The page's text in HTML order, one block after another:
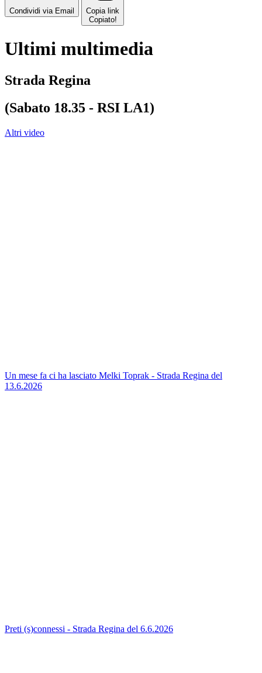
Condividi via Email
Copia link
Copiato!
Ultimi multimedia
Strada Regina
(Sabato 18.35 - RSI LA1)
Altri video
Un mese fa ci ha lasciato Melki Toprak - Strada Regina del
13.6.2026
Preti (s)connessi - Strada Regina del 6.6.2026